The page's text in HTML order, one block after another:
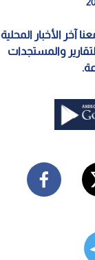
آخر الأخبار المحلية
والمستجدات